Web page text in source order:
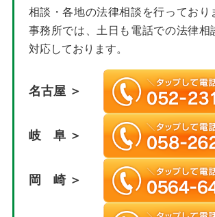
相談・各地の法律相談を行っており
事務所では、土日も電話での法律相
対応しております。
名古屋 ＞
岐 阜 ＞
岡 崎 ＞